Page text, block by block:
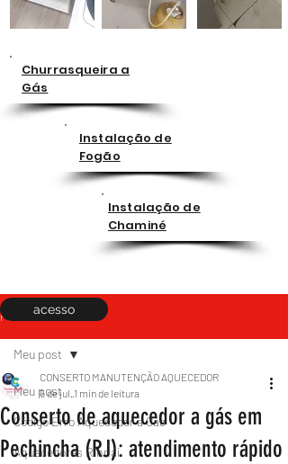
Churrasqueira a
Gás
Instalação de
Fogão
Instalação de
Chaminé
Post
Meu post
Código Erro Aquecedor a Gás
Aquecedores Rinnai
Meu post
Conserto de aquecedor a gás em
Pechincha (RJ): atendimento rápido
CONSERTO MANUTENÇÃO AQUECEDOR
5 de jul. 1 min de leitura
acesso